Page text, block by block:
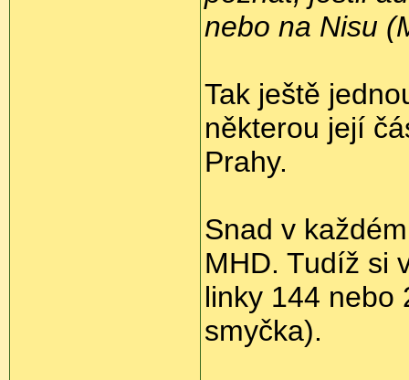
nebo na Nisu
Tak ještě
některou její
Prahy.
Snad v
MHD. Tudíž si
linky 144 nebo
smyčka).